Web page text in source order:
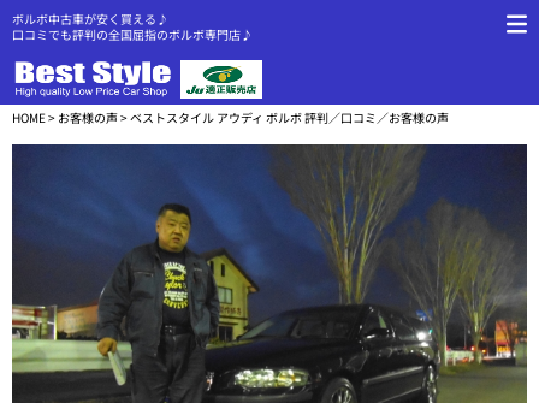
ボルボ中古車が安く買える♪
口コミでも評判の全国屈指のボルボ専門店♪
HOME> お客様の声> ベストスタイル アウディ ボルボ 評判／口コミ／お客様の声